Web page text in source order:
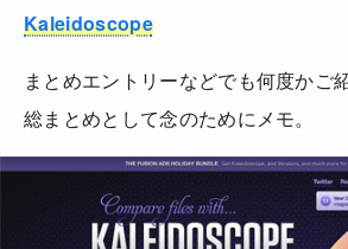
Kaleidoscope
まとめエントリーなどでも何度かご
総まとめとして念のためにメモ。